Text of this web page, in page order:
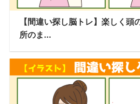
【間違い探し脳トレ】楽しく頭
所のま...